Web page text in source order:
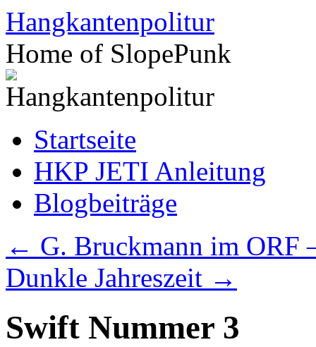
Zum
Inhalt
springen
Hangkantenpolitur
Home of SlopePunk
Startseite
HKP JETI Anleitung
Blogbeiträge
← G. Bruckmann im ORF
Dunkle Jahreszeit →
Swift Nummer 3